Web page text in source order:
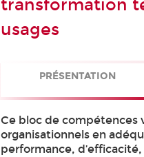
transformation
usages
PRÉSENTATION
Ce bloc de compétences
organisationnels en
performance,